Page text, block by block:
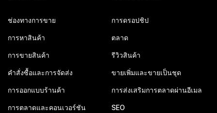
ช่องทางการขาย
การหาสินค้า
การขายสินค้า
คำสั่งซื้อและการจัดส่ง
การออกแบบร้านค้า
การตลาดและคอนเวอร์ชัน
การดรอปชิป
ตลาด
รีวิวสินค้า
ขายเพิ่มและขายเป็นชุด
การส่งเสริมการตลาดผ่านอีเมล
SEO